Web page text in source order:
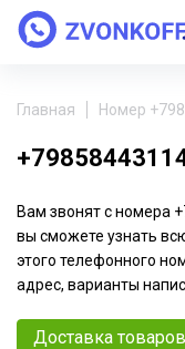
Главная Номер
Вам звонят с номера
вы сможете узнать
этого телефонного
адрес, варианты
Доставка товаров